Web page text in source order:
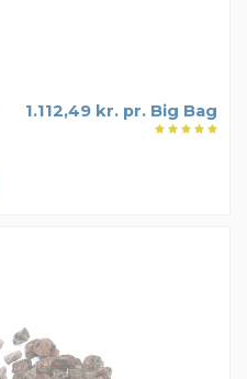
1.112,49 kr. pr. Big Bag